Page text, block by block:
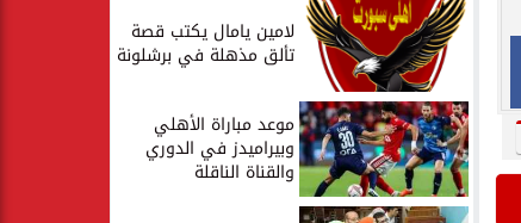
لامين يامال يكتب قصة
تألق مذهلة في برشلونة
موعد مباراة الأهلي
وبيراميدز في الدوري
والقناة الناقلة